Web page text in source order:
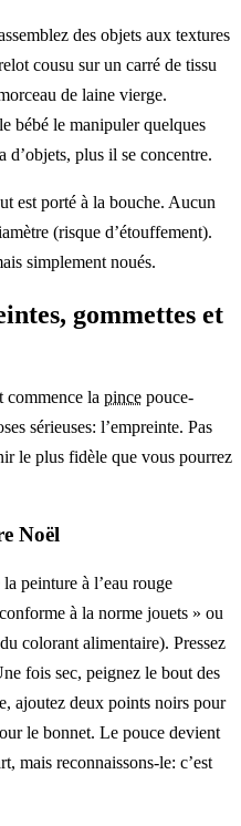
des objets aux textures
cousu sur un carré de tissu
de laine vierge.
bébé le manipuler quelques
plus il se concentre.
est porté à la bouche. Aucun
(risque d’étouffement).
simplement noués.
gommettes et
commence la pince pouce-
sérieuses: l’empreinte. Pas
le plus fidèle que vous pourrez
Noël
peinture à l’eau rouge
à la norme jouets » ou
colorant alimentaire). Pressez
fois sec, peignez le bout des
ajoutez deux points noirs pour
le bonnet. Le pouce devient
mais reconnaissons-le: c’est